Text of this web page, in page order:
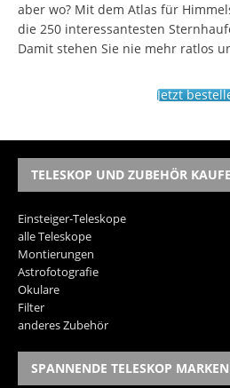
aber wo? Mit dem Atlas für
die 250 interessantesten
Damit stehen Sie nie mehr ratlos
Jetzt
TELESKOP UND ZUBEHÖR
Einsteiger-Teleskope
alle Teleskope
Montierungen
Astrofotografie
Okulare
Filter
anderes Zubehör
SPANNENDE TELESKOP MARKEN